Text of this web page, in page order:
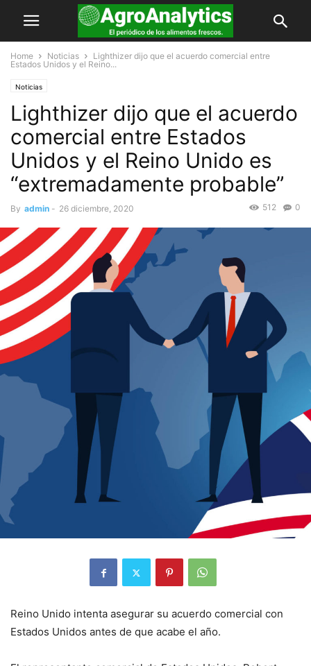
Home Noticias
Lighthizer dijo que el acuerdo comercial entre
Estados Unidos y el Reino...
Noticias
Lighthizer dijo que el acuerdo
comercial entre Estados
Unidos y el Reino Unido es
“extremadamente probable”
By admin - 26 diciembre, 2020 0
512
Reino Unido intenta asegurar su acuerdo comercial con
Estados Unidos antes de que acabe el año.